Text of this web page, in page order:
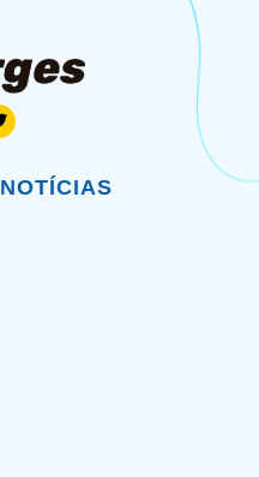
NOTÍCIAS